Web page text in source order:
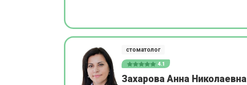
стоматолог
4.1
Захарова Анна Николаевна